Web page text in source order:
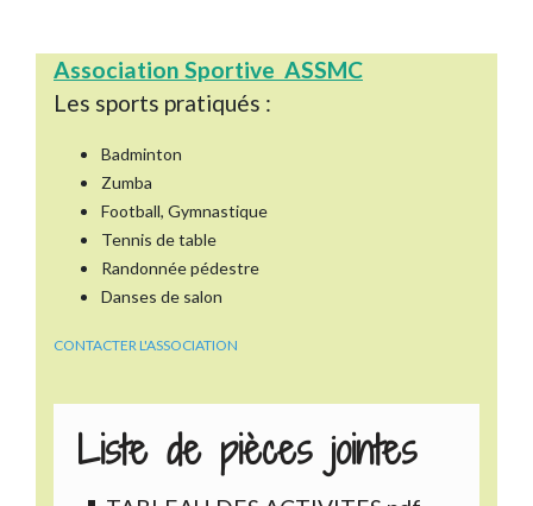
Association Sportive ASSMC
Les sports pratiqués :
Badminton
Zumba
Football, Gymnastique
Tennis de table
Randonnée pédestre
Danses de salon
CONTACTER L'ASSOCIATION
Liste de pièces jointes